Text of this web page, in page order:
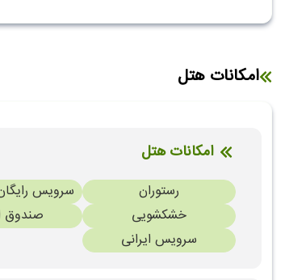
امکانات هتل
امکانات هتل
رستوران سرویس
خشکشویی
صندوق
سرویس ایرانی